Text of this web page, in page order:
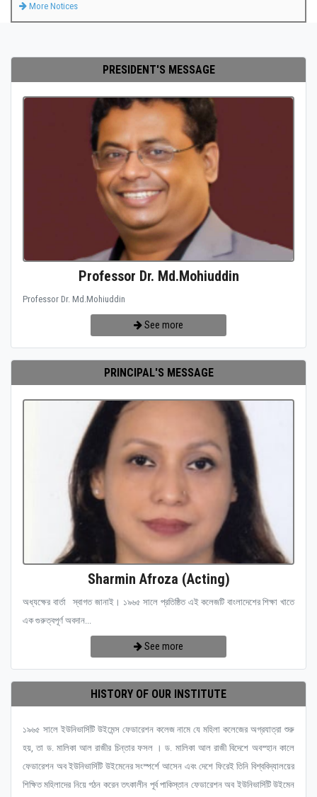
More Notices
PRESIDENT'S MESSAGE
Professor Dr. Md.Mohiuddin
Professor Dr. Md.Mohiuddin
See more
PRINCIPAL'S MESSAGE
Sharmin Afroza (Acting)
অধ্যক্ষের বার্তা স্বাগত জানাই। ১৯৬৫ সালে প্রতিষ্ঠিত এই কলেজটি বাংলাদেশের শিক্ষা খাতে
এক গুরুত্বপূর্ণ অবদান...
See more
HISTORY OF OUR INSTITUTE
১৯৬৫ সালে ইউনিভার্সিটি উইমেন্স ফেডারেশন কলেজ নামে যে মহিলা কলেজের অগ্রযাত্রা শুরু
হয়, তা ড. মালিকা আল রাজীর চিন্তার ফসল । ড. মালিকা আল রাজী বিদেশে অবস্হান কালে
ফেডারেশন অব ইউনিভার্সিটি উইমেনের সংস্পর্শে আসেন এবং দেশে ফিরেই তিনি বিশ্ববিদ্যালয়ের
শিক্ষিত মহিলাদের নিয়ে গঠন করেন তৎকালীন পূর্ব পাকিস্তান ফেডারেশন অব ইউনিভার্সিটি উইমেন